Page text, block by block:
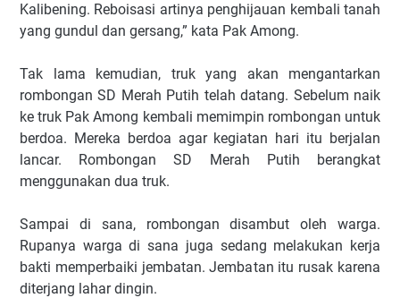
Kalibening. Reboisasi artinya penghijauan kembali tanah
yang gundul dan gersang,” kata Pak Among.
Tak lama kemudian, truk yang akan mengantarkan
rombongan SD Merah Putih telah datang. Sebelum naik
ke truk Pak Among kembali memimpin rombongan untuk
berdoa. Mereka berdoa agar kegiatan hari itu berjalan
lancar. Rombongan SD Merah Putih berangkat
menggunakan dua truk.
Sampai di sana, rombongan disambut oleh warga.
Rupanya warga di sana juga sedang melakukan kerja
bakti memperbaiki jembatan. Jembatan itu rusak karena
diterjang lahar dingin.